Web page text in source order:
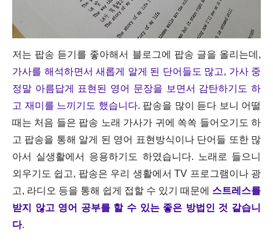
저는 팝송 듣기를 좋아해서 블로그에 팝송 글을 올리는데,
가사를 해석하면서 새롭게 알게 된 단어들도 많고, 가사 중
정말 아름답게 표현된 영어 문장을 보면서 감탄하기도 하
고 재미를 느끼기도 했습니다. 팝송을 많이 듣다 보니 어떨
때는 처음 들은 팝송 노래 가사가 귀에 쏙쏙 들어오기도 하
고 팝송을 통해 알게 된 영어 표현방식이나 단어들 또한 많
아서 실생활에서 응용하기도 하였습니다. 노래로 들으니
외우기도 쉽고, 팝송은 우리 생활에서 TV 프로그램이나 광
고, 라디오 등을 통해 쉽게 접할 수 있기 때문에 스트레스를
받지 않고 영어 공부를 할 수 있는 좋은 방법인 것 같습니
다.